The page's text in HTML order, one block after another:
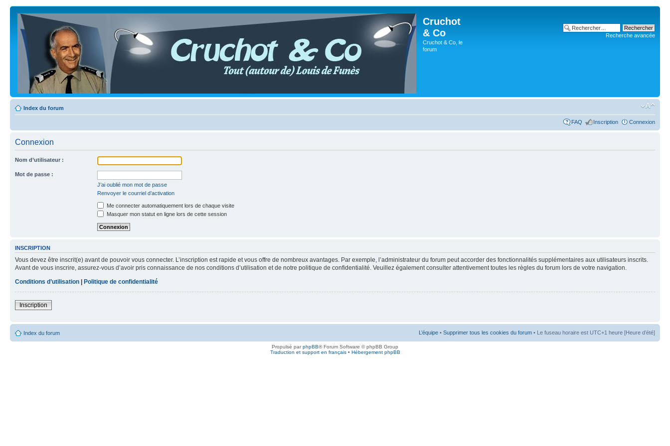
Cruchot
& Co
Cruchot & Co, le
forum
Recherche avancée
Index du forum
FAQ Inscription Connexion
Connexion
Nom d’utilisateur :
Mot de passe :
J’ai oublié mon mot de passe
Renvoyer le courriel d’activation
Me connecter automatiquement lors de chaque visite
Masquer mon statut en ligne lors de cette session
INSCRIPTION
Vous devez être inscrit(e) avant de pouvoir vous connecter. L’inscription est rapide et vous offre de nombreux avantages. Par exemple, l’administrateur du forum peut accorder des fonctionnalités supplémentaires aux utilisateurs inscrits.
Avant de vous inscrire, assurez-vous d’avoir pris connaissance de nos conditions d’utilisation et de notre politique de confidentialité. Veuillez également consulter attentivement toutes les règles du forum lors de votre navigation.
Conditions d’utilisation | Politique de confidentialité
Inscription
Index du forum L’équipe • Supprimer tous les cookies du forum • Le fuseau horaire est UTC+1 heure [Heure d’été]
Propulsé parphpBB® Forum Software © phpBB Group
Traduction et support en français• Hébergement phpBB